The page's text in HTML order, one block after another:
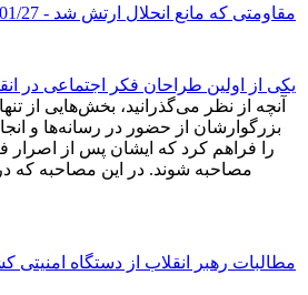
مقاومتی که مانع انحلال ارتش شد - 1405/01/27
یکی از اولین طراحان فکر اجتماعی در
آنچه از نظر می‌گذرانید، بخش‌هایی از
بزرگوارشان از حضور در رسانه‌ها و
را فراهم کرد که ایشان پس از اصرار
مطالبات رهبر انقلاب از دستگاه امنیتی